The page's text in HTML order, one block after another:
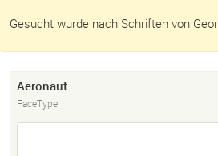
Gesucht wurde nach Schriften von
Aeronaut
FaceType